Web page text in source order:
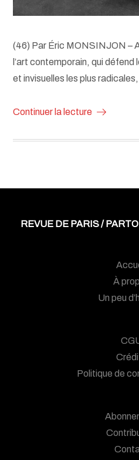
(46) Par Éric MONSINJON –
l’art contemporain, qui
et invisuelles les plus
Continuer la lecture
REVUE DE PARIS /
À
Un peu
Politique de